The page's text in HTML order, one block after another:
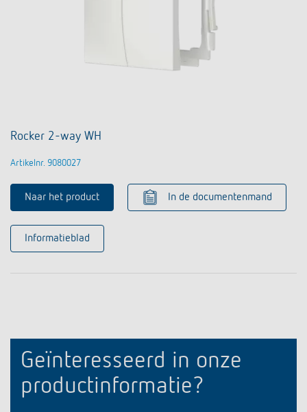
Rocker 2-way WH
Artikelnr. 9080027
Naar het product In de documentenmand
Informatieblad
Geïnteresseerd in onze
productinformatie?